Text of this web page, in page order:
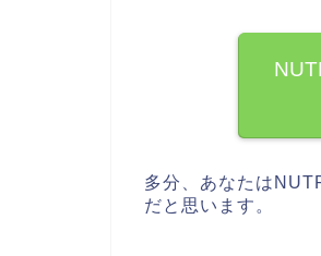
多分、あなたは
だと思います。